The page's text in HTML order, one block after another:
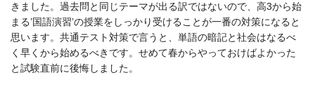
きました。過去問と同じテーマが出る訳ではないので、高3から始
まる’国語演習’の授業をしっかり受けることが一番の対策になると
思います。共通テスト対策で言うと、単語の暗記と社会はなるべ
く早くから始めるべきです。せめて春からやっておけばよかった
と試験直前に後悔しました。